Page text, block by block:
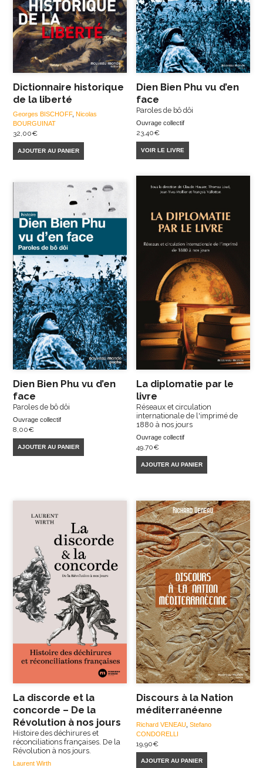
Dictionnaire historique
de la liberté
Georges BISCHOFF,Nicolas
BOURGUINAT
32,00€
AJOUTER AU PANIER
Dien Bien Phu vu d’en
face
Paroles de bô dôi
Ouvrage collectif
23,40€
VOIR LE LIVRE
Dien Bien Phu vu d’en
face
Paroles de bô dôi
Ouvrage collectif
8,00€
AJOUTER AU PANIER
La diplomatie par le
livre
Réseaux et circulation
internationale de l'imprimé de
1880 à nos jours
Ouvrage collectif
49,70€
AJOUTER AU PANIER
La discorde et la
concorde – De la
Révolution à nos jours
Histoire des déchirures et
réconciliations françaises. De la
Révolution à nos jours.
Laurent Wirth
Discours à la Nation
méditerranéenne
Richard VENEAU ,Stefano
CONDORELLI
19,90€
AJOUTER AU PANIER